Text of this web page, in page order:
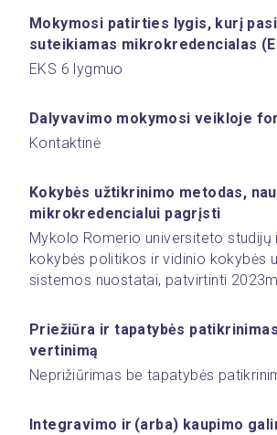
Mokymosi patirties lygis, kurį
suteikiamas mikrokredencialas
EKS 6 lygmuo
Dalyvavimo mokymosi veikloje
Kontaktinė
Kokybės užtikrinimo metodas,
mikrokredencialui pagrįsti
Mykolo Romerio universiteto studijų
kokybės politikos ir vidinio kokybės
sistemos nuostatai, patvirtinti
Priežiūra ir tapatybės
vertinimą
Neprižiūrimas be tapatybės
Integravimo ir (arba) kaupimo